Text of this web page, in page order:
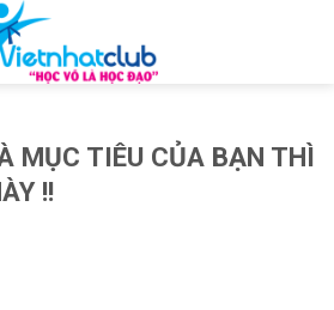
MỤC TIÊU CỦA BẠN THÌ
!!